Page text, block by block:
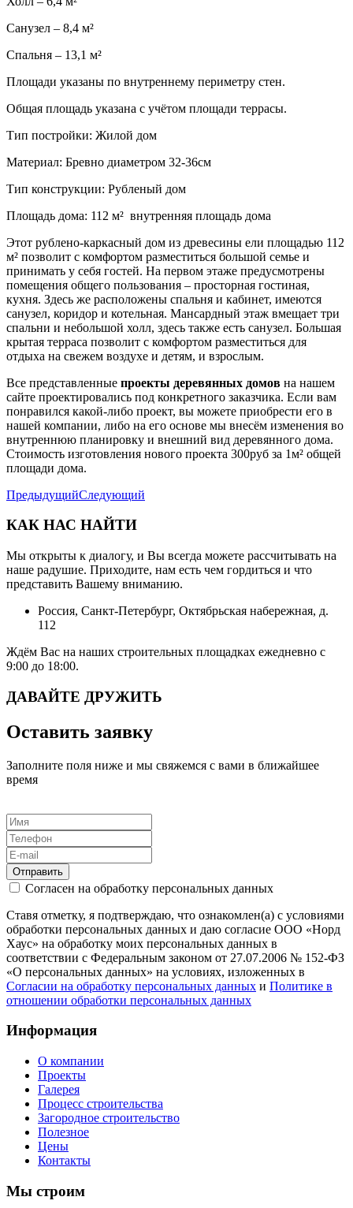
Санузел – 8,4 м²
Спальня – 13,1 м²
Площади указаны по внутреннему периметру стен.
Общая площадь указана с учётом площади террасы.
Тип постройки: Жилой дом
Материал: Бревно диаметром 32-36см
Тип конструкции: Рубленый дом
Площадь дома: 112 м² внутренняя площадь дома
Этот рублено-каркасный дом из древесины ели площадью 112
м² позволит с комфортом разместиться большой семье и
принимать у себя гостей. На первом этаже предусмотрены
помещения общего пользования – просторная гостиная,
кухня. Здесь же расположены спальня и кабинет, имеются
санузел, коридор и котельная. Мансардный этаж вмещает три
спальни и небольшой холл, здесь также есть санузел. Большая
крытая терраса позволит с комфортом разместиться для
отдыха на свежем воздухе и детям, и взрослым.
Все представленные проекты деревянных домов на нашем
сайте проектировались под конкретного заказчика. Если вам
понравился какой-либо проект, вы можете приобрести его в
нашей компании, либо на его основе мы внесём изменения во
внутреннюю планировку и внешний вид деревянного дома.
Стоимость изготовления нового проекта 300руб за 1м² общей
площади дома.
ПредыдущийСледующий
КАК НАС НАЙТИ
Мы открыты к диалогу, и Вы всегда можете рассчитывать на
наше радушие. Приходите, нам есть чем гордиться и что
представить Вашему вниманию.
Россия, Санкт-Петербург, Октябрьская набережная, д.
112
Ждём Вас на наших строительных площадках ежедневно с
9:00 до 18:00.
ДАВАЙТЕ ДРУЖИТЬ
Оставить заявку
Заполните поля ниже и мы свяжемся с вами в ближайшее
время
Отправить
Согласен на обработку персональных данных
Ставя отметку, я подтверждаю, что ознакомлен(а) с условиями
обработки персональных данных и даю согласие ООО «Норд
Хаус» на обработку моих персональных данных в
соответствии с Федеральным законом от 27.07.2006 № 152-ФЗ
«О персональных данных» на условиях, изложенных в
Согласии на обработку персональных данных и Политике в
отношении обработки персональных данных
Информация
О компании
Проекты
Галерея
Процесс строительства
Загородное строительство
Полезное
Цены
Контакты
Мы строим